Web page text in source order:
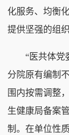
化服务、均衡
提供坚强的组织
“医共体党委
分院原有编制
围内按需调整
生健康局备案
制。在单位性